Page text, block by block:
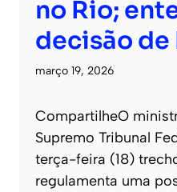
no Rio;
decisão de
março 19, 2026
CompartilheO
Supremo Tribunal
terça-feira (18)
regulamenta uma